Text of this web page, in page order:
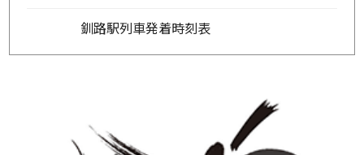
釧路駅列車発着時刻表